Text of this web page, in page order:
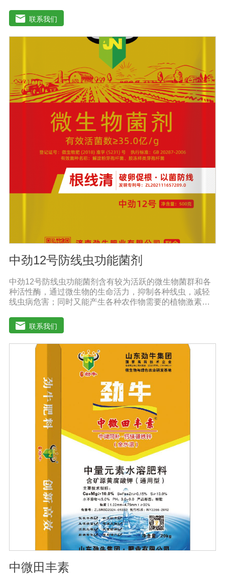
物激素、酸性物质以及维生素，能不同程度地刺激调节植
物生长；并且能产生铁载体、抗生素、系统防卫酶等多种
物质，可以抑制细菌或真菌性病害或诱导系统抗性间接达
到促进植物生长的作用。●传导性强，生根护根，平衡土壤
苗壮。●增强植物免疫能力，提高植物对高温、低温、干
旱、药害、盐害等逆境的抗逆能力。●营养丰富，促进植物
生长发育，叶片更加柔软浓绿、毛细根增多，预防早衰，
增产提质。【适用范围】玉米、小麦、果树、土豆、红
薯、辣椒、番茄、黄瓜丶韮菜、甘蓝等瓜果、蔬菜。【注
意事项】1.本品内含大量有益活菌，不可与杀菌剂混合使
用，用过农药 的喷雾器一定要认真清洗后在喷菌剂。2.本
品如与化肥混用，要现混现用。【贮 存】于阴凉干燥处保
存，避免阳光直射和雨淋【保 质 期】24个月【性 状】粉
剂【活 菌 数】≥10亿/克
联系我们
中劲12号防线虫功能菌剂
中劲12号防线虫功能菌剂含有较为活跃的微生物菌群和各
种活性酶，通过微生物的生命活力，抑制各种线虫，减轻
线虫病危害；同时又能产生各种农作物需要的植物激素、
并且能产生抗生素，系统防伪酶等多种物质，间接达到促
进植物生长。【产品功能】 1、本产品利用微生物自身的
寄生作用，并释放出对线虫、细菌、真菌等具有杀灭作用
的化学物质，再辅助特殊增效剂，能快速、高效杀灭线虫
和作物真菌、细菌病害。不仅有效地预防和控制多种作物
根结线虫、胞囊线虫、茎线虫等线虫病的危害。2、抑制各
种线虫，减轻线虫病危害；3、改善作物根部微生态环境，
活化土壤，促进植株正常生长；4、激活根部受损细胞，快
速恢复根系生理机能，预防根系因线虫的危害导致的烂
联系我们
中微田丰素